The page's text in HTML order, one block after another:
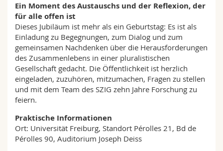
Ein Moment des Austauschs und der Reflexion, der
für alle offen ist
Dieses Jubiläum ist mehr als ein Geburtstag: Es ist als
Einladung zu Begegnungen, zum Dialog und zum
gemeinsamen Nachdenken über die Herausforderungen
des Zusammenlebens in einer pluralistischen
Gesellschaft gedacht. Die Öffentlichkeit ist herzlich
eingeladen, zuzuhören, mitzumachen, Fragen zu stellen
und mit dem Team des SZIG zehn Jahre Forschung zu
feiern.
Praktische Informationen
Ort: Universität Freiburg, Standort Pérolles 21, Bd de
Pérolles 90, Auditorium Joseph Deiss